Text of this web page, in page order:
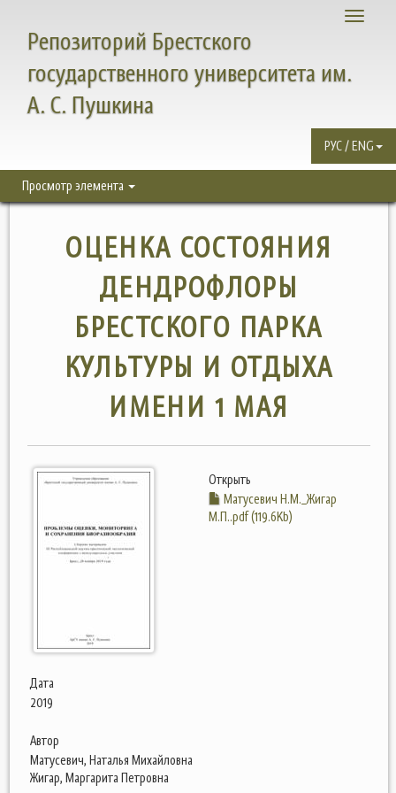
Toggle
Репозиторий Брестского
государственного университета им.
А. С. Пушкина
РУС / ENG
Просмотр элемента
ОЦЕНКА СОСТОЯНИЯ
ДЕНДРОФЛОРЫ
БРЕСТСКОГО ПАРКА
КУЛЬТУРЫ И ОТДЫХА
ИМЕНИ 1 МАЯ
Открыть
Матусевич Н.М._Жигар
М.П..pdf (119.6Kb)
Дата
2019
Автор
Матусевич, Наталья Михайловна
Жигар, Маргарита Петровна